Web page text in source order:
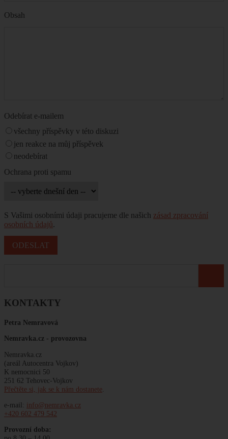
KONTAKTY
Petra Nemravová
Nemravka.cz - provozovna
Nemravka.cz
(areál Autocentra Vojkov)
K nemocnici 50
251 62 Tehovec-Vojkov
Přečtěte si, jak se k nám dostanete
e-mail: info@nemravka.cz
+420 602 479 542
Provozní doba:
Obsah
Odebírat e-mailem
všechny příspěvky v této diskuzi
jen reakce na můj příspěvek
neodebírat
Ochrana proti spamu
S Vašimi osobními údaji pracujeme dle našich zásad zpracování
osobních údajů.